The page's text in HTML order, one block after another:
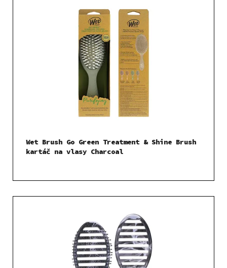
Wet Brush Go Green Treatment & Shine Brush
kartáč na vlasy Charcoal